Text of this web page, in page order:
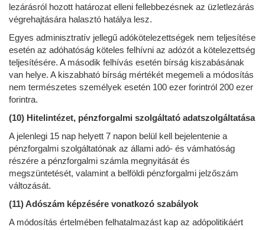
lezárásról hozott határozat elleni fellebbezésnek az üzletlezárás
végrehajtására halasztó hatálya lesz.
Egyes adminisztratív jellegű adókötelezettségek nem teljesítése
esetén az adóhatóság köteles felhívni az adózót a kötelezettség
teljesítésére. A második felhívás esetén bírság kiszabásának
van helye. A kiszabható bírság mértékét megemeli a módosítás
nem természetes személyek esetén 100 ezer forintról 200 ezer
forintra.
(10) Hitelintézet, pénzforgalmi szolgáltató adatszolgáltatása
A jelenlegi 15 nap helyett 7 napon belül kell bejelentenie a
pénzforgalmi szolgáltatónak az állami adó- és vámhatóság
részére a pénzforgalmi számla megnyitását és
megszüntetését, valamint a belföldi pénzforgalmi jelzőszám
változását.
(11) Adószám képzésére vonatkozó szabályok
A módosítás értelmében felhatalmazást kap az adópolitikáért